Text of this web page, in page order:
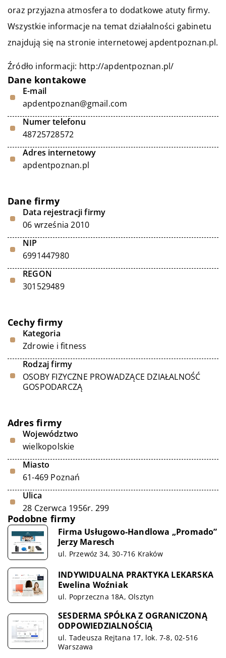
oraz przyjazna atmosfera to dodatkowe atuty firmy.
Wszystkie informacje na temat działalności gabinetu
znajdują się na stronie internetowej apdentpoznan.pl.
Źródło informacji: http://apdentpoznan.pl/
Dane kontakowe
E-mail
apdentpoznan@gmail.com
Numer telefonu
48725728572
Adres internetowy
apdentpoznan.pl
Dane firmy
Data rejestracji firmy
06 września 2010
NIP
6991447980
REGON
301529489
Cechy firmy
Kategoria
Zdrowie i fitness
Rodzaj firmy
OSOBY FIZYCZNE PROWADZĄCE DZIAŁALNOŚĆ
GOSPODARCZĄ
Adres firmy
Województwo
wielkopolskie
Miasto
61-469 Poznań
Ulica
28 Czerwca 1956r. 299
Podobne firmy
Firma Usługowo-Handlowa „Promado”
Jerzy Maresch
ul. Przewóz 34, 30-716 Kraków
INDYWIDUALNA PRAKTYKA LEKARSKA
Ewelina Woźniak
ul. Poprzeczna 18A, Olsztyn
SESDERMA SPÓŁKA Z OGRANICZONĄ
ODPOWIEDZIALNOŚCIĄ
ul. Tadeusza Rejtana 17, lok. 7-8, 02-516
Warszawa